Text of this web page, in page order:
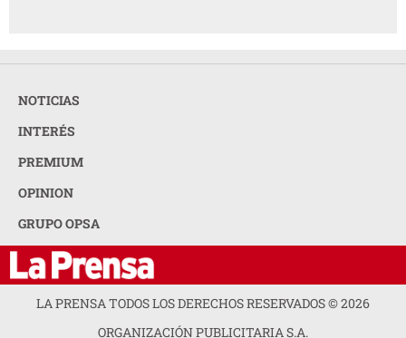
NOTICIAS
INTERÉS
PREMIUM
OPINION
GRUPO OPSA
LA PRENSA TODOS LOS DERECHOS RESERVADOS ©2026
ORGANIZACIÓN PUBLICITARIA S.A.